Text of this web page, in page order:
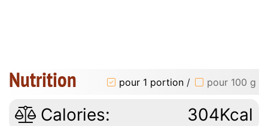
Nutrition pour 1 portion / pour 100 g
Calories: 304Kcal